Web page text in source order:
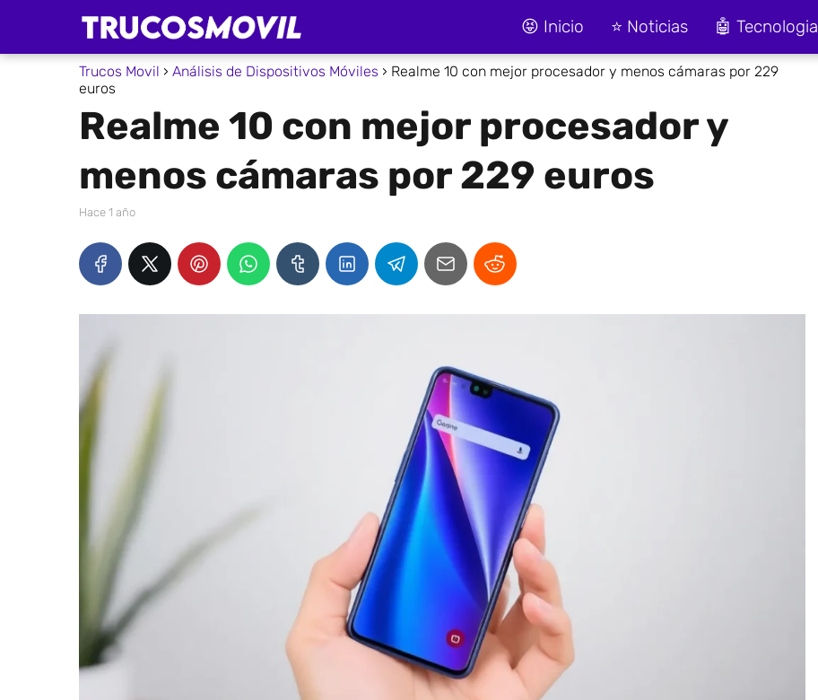
😝 Inicio ⭐ Noticias 🤖 Tecnologia
Trucos Movil Análisis de Dispositivos Móviles
Realme 10 con mejor procesador y menos cámaras por 229
euros
Realme 10 con mejor procesador y
menos cámaras por 229 euros
hace 1 año